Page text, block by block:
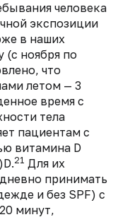
человека
экспозиции
в наших
(с ноября по
что
летом — 3
время c
тела
пациентам с
витамина D
21 Для их
принимать
и без SPF) с
минут,